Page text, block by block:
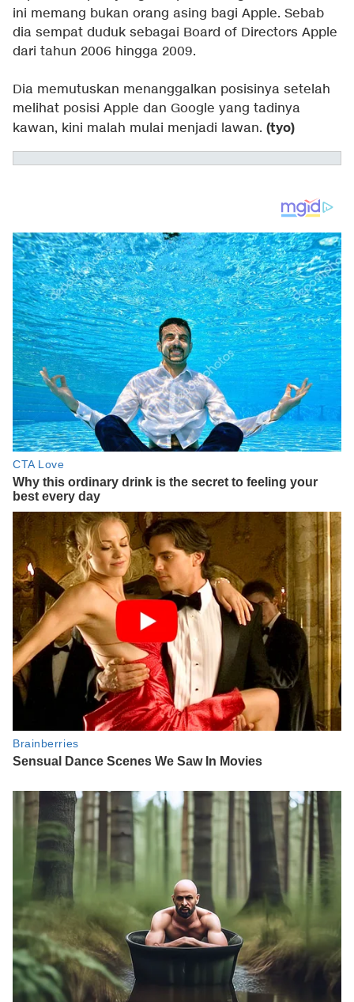
ini memang bukan orang asing bagi Apple. Sebab
dia sempat duduk sebagai Board of Directors Apple
dari tahun 2006 hingga 2009.
Dia memutuskan menanggalkan posisinya setelah
melihat posisi Apple dan Google yang tadinya
kawan, kini malah mulai menjadi lawan. (tyo)